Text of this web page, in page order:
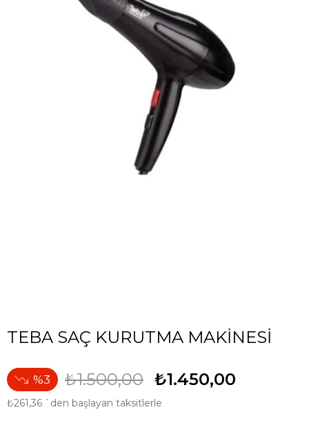
TEBA SAÇ KURUTMA MAKİNESİ
3 ₺1.500,00 ₺1.450,00
₺261,36 `den başlayan taksitlerle